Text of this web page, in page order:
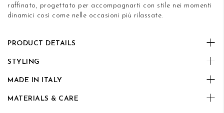
raffinato, progettato per accompagnarti con stile nei momenti
dinamici così come nelle occasioni più rilassate.
PRODUCT DETAILS
STYLING
MADE IN ITALY
MATERIALS & CARE